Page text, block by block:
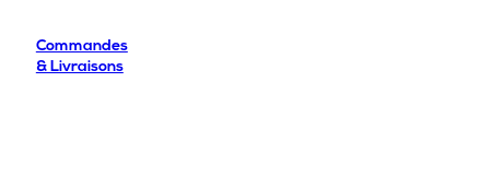
Commandes
& Livraisons